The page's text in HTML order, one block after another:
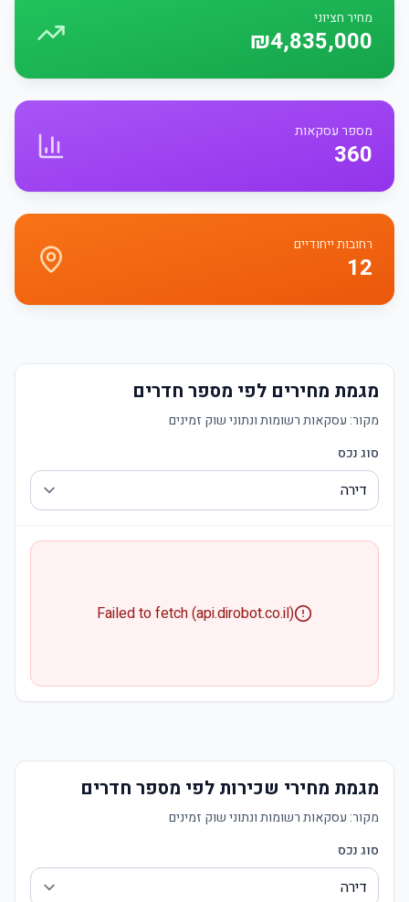
מחיר חציוני
₪4,835,000
מספר עסקאות
360
רחובות ייחודיים
12
מגמת מחירים לפי מספר חדרים
מקור: עסקאות רשומות ונתוני שוק זמינים
סוג נכס
Failed to fetch (api.dirobot.co.il)
מגמת מחירי שכירות לפי מספר חדרים
מקור: עסקאות רשומות ונתוני שוק זמינים
סוג נכס